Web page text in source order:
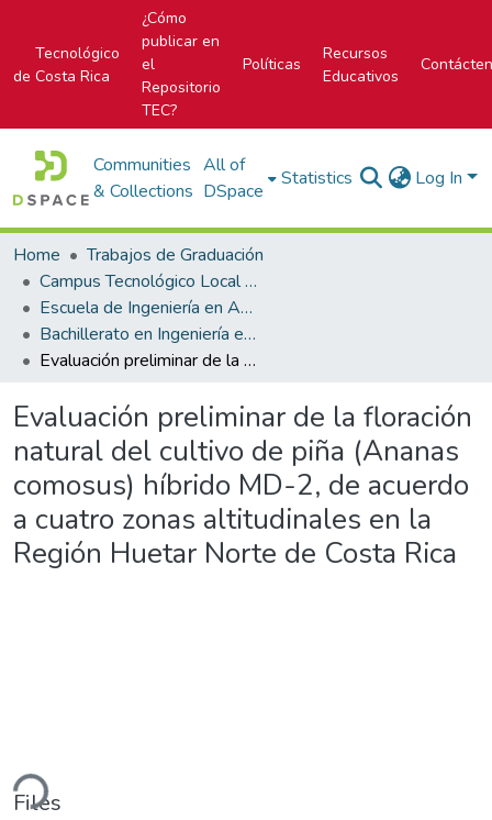
Tecnológico
de Costa Rica
¿Cómo
publicar en
el
Repositorio
TEC?
Políticas
Recursos
Educativos
Communities
& Collections
All of
DSpace
Statistics Log In
Home
Trabajos de Graduación
Campus Tecnológico Local San Carlos
Escuela de Ingeniería en Agronomía
Bachillerato en Ingeniería en Agronomía
Evaluación preliminar de la floración natural del cultivo de piña (Ananas comosus) híbrido MD-2, de acuerdo a cuatro zonas altitudinales en la Región Huetar Norte de Costa Rica
Evaluación preliminar de la floración
natural del cultivo de piña (Ananas
comosus) híbrido MD-2, de acuerdo
a cuatro zonas altitudinales en la
Región Huetar Norte de Costa Rica
Files